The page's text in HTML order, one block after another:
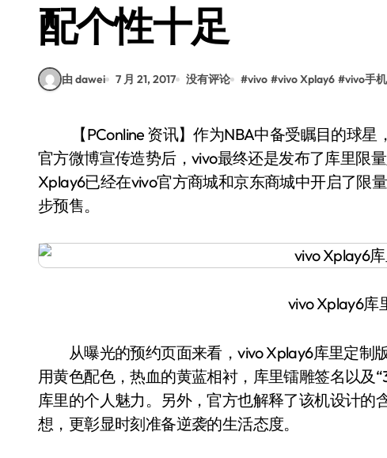
配个性十足
由 dawei 7 月 21, 2017 没有评论 #vivo #vivo Xplay6 #vivo手机
【PConline 资讯】作为NBA中备受瞩目的球星，同时也是vivo Xplay6的代言人，接连几天在
官方微博宣传造势后，vivo最终还是发布了库里限
Xplay6已经在vivo官方商城和京东商城中开启了限
步预售。
vivo Xplay6库
从曝光的预约页面来看，vivo Xplay6库里定制
用黄色配色，热血的黄蓝相衬，库里镭雕签名以及
库里的个人魅力。另外，官方也解释了该机设计的
想，更彰显时刻准备逆袭的生活态度。